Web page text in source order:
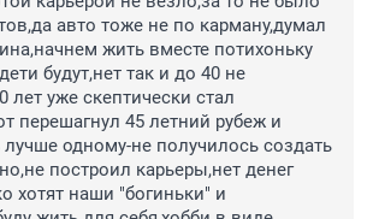
авто тоже не по карману,думал
жить вместе потихоньку
будут,нет так и до 40 не
уже скептически стал
перешагнул 45 летний рубеж и
одному-не получилось создать
построил карьеры,нет денег
хотят наши "богиньки" и